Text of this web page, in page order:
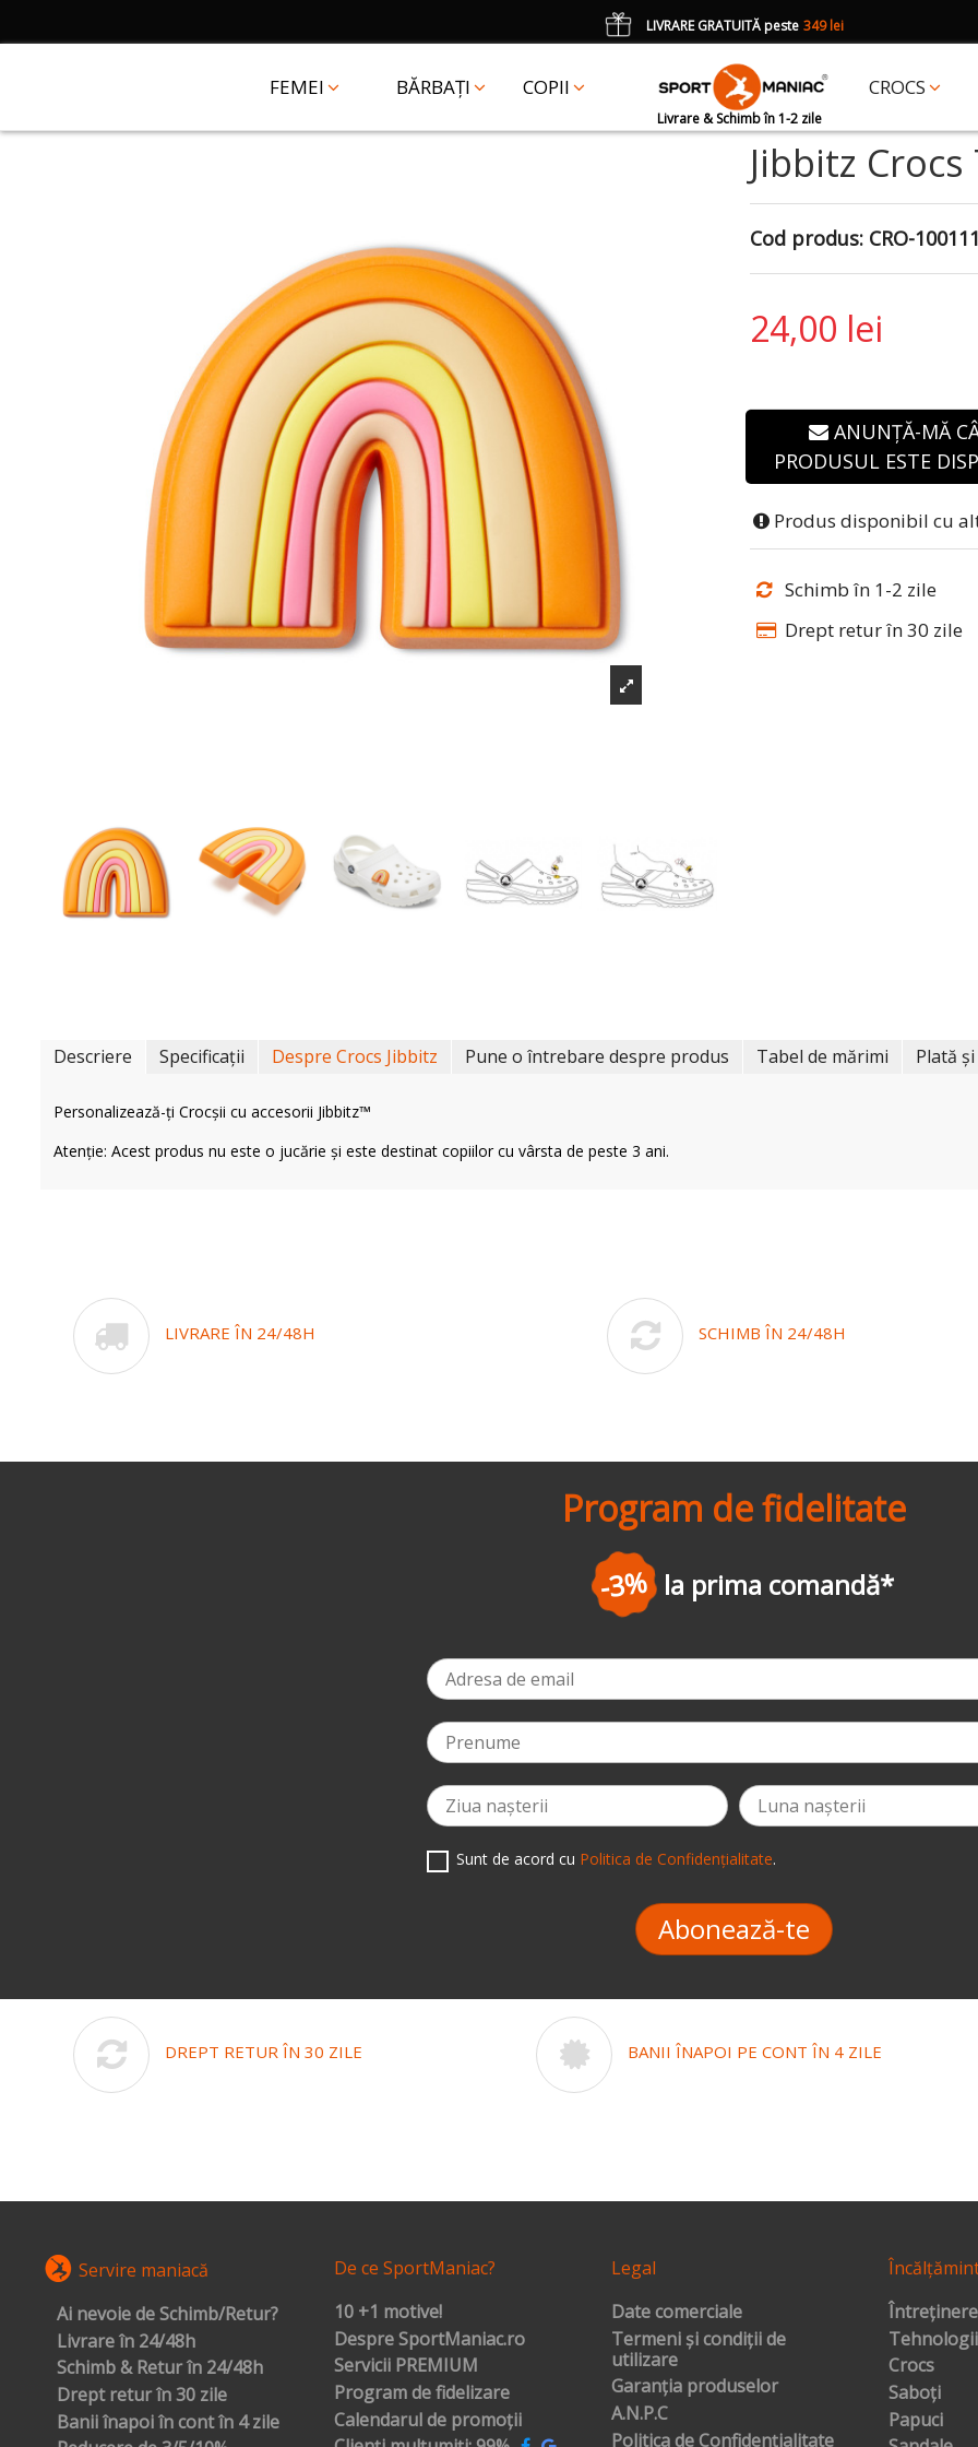
FEMEI BĂRBAȚI COPII CROCS
Livrare & Schimb în 1-2 zile
LIVRARE GRATUITĂ peste 349 lei
CADOUun accesoriu Crocs Jibbitz în val. de 25 lei cu codul: JIBBITZ
Jibbitz
Cod produs: CRO-
24,00 lei
ANUNȚĂ-MĂ
PRODUSUL ESTE
Produs disponibil cu
Schimb în 1-2 zile
Drept retur în 30 zile
Descriere Specificații Despre Crocs Jibbitz Pune o întrebare despre produs Tabel de mărimi Plată
Personalizează-ți Crocșii cu accesorii Jibbitz™
Atenție: Acest produs nu este o jucărie și este destinat copiilor cu vârsta de peste 3 ani.
LIVRARE ÎN 24/48H SCHIMB ÎN 24/48H
Program de fidelitate
-5%
Sunt de acord cu Politica de Confidențialitate.
Abonează-te
DREPT RETUR ÎN 30 ZILE BANII ÎNAPOI PE CONT ÎN 4 ZILE
Servire maniacă
Ai nevoie de Schimb/Retur?
Livrare în 24/48h
Schimb & Retur în 24/48h
Drept retur în 30 zile
Banii înapoi în cont în 4 zile
De ce SportManiac?
10 +1 motive!
Despre SportManiac.ro
Servicii PREMIUM
Program de fidelizare
Calendarul de promoții
Legal
Date comerciale
Termeni și condiții de
utilizare
Garanția produselor
A.N.P.C
Politica de Confidențialitate
Crocs
Saboți
Papuci